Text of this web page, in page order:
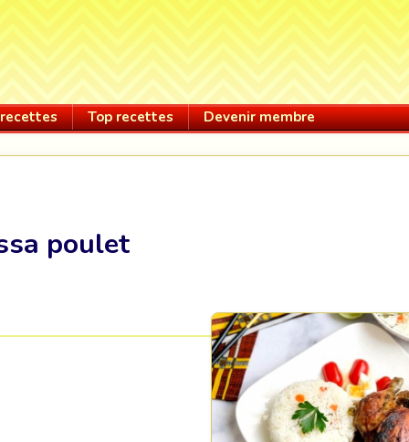
Top recettes Devenir membre
poulet